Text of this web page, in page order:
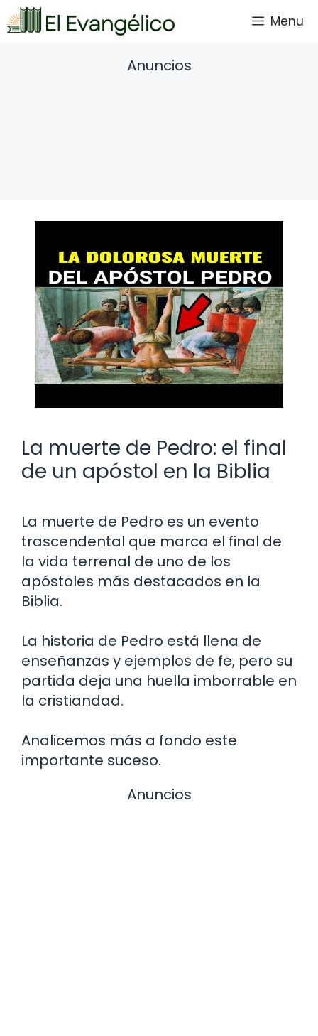
Saltar
al
Menu
Anuncios
La muerte de Pedro: el final
de un apóstol en la Biblia
La muerte de Pedro es un evento
trascendental que marca el final de
la vida terrenal de uno de los
apóstoles más destacados en la
Biblia.
La historia de Pedro está llena de
enseñanzas y ejemplos de fe, pero su
partida deja una huella imborrable en
la cristiandad.
Analicemos más a fondo este
importante suceso.
Anuncios